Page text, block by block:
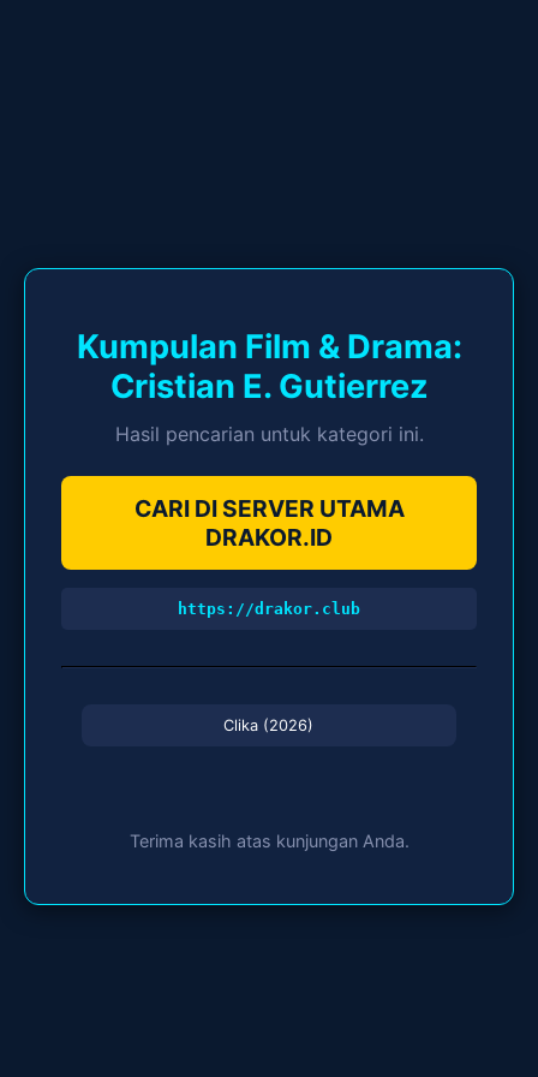
Kumpulan Film & Drama:
Cristian E. Gutierrez
Hasil pencarian untuk kategori ini.
CARI DI SERVER UTAMA
DRAKOR.ID
https://drakor.club
Clika (2026)
Terima kasih atas kunjungan Anda.